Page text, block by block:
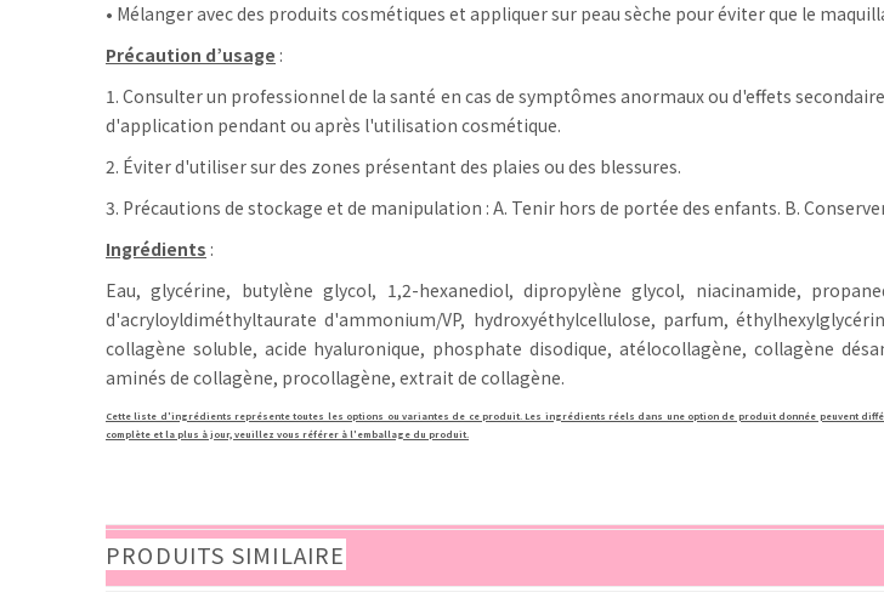
• Mélanger avec des produits cosmétiques et appliquer sur peau sèche pour éviter que le
Précaution d’usage :
1. Consulter un professionnel de la santé en cas de symptômes anormaux ou d'effets
d'application pendant ou après l'utilisation cosmétique.
2. Éviter d'utiliser sur des zones présentant des plaies ou des blessures.
3. Précautions de stockage et de manipulation : A. Tenir hors de portée des enfants. B.
Ingrédients :
Eau, glycérine, butylène glycol, 1,2-hexanediol, dipropylène glycol, niacinamide,
d'acryloyldiméthyltaurate d'ammonium/​VP, hydroxyéthylcellulose, parfum,
collagène soluble, acide hyaluronique, phosphate disodique, atélocollagène, collagène
aminés de collagène, procollagène, extrait de collagène.
Cette liste d'ingrédients représente toutes les options ou variantes de ce produit. Les ingrédients réels dans une option de produit donnée peuvent
complète et la plus à jour, veuillez vous référer à l'emballage du produit.
PRODUITS SIMILAIRE